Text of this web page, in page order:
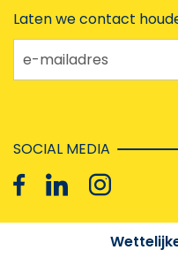
Laten we contact
e-mailadres
SOCIAL MEDIA